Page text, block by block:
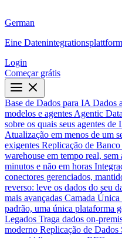
German
Eine
Login
Começar grátis
Base de Dados para IA Dados
modelos e agentes Agentic
sobre os quais seus agentes de
Atualização em menos de um
exigentes Replicação de
warehouse em tempo real,
minutos e não em horas
conectores gerenciados,
reverso: leve os dados do seu
mais avançadas Camada Única
padrão, uma única plataforma
Legados Traga dados on-
moderno Replicação de Dados